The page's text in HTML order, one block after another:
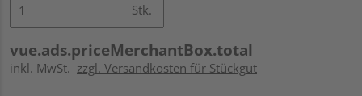
Stk.
vue.ads.priceMerchantBox.total
inkl. MwSt. zzgl. Versandkosten für Stückgut